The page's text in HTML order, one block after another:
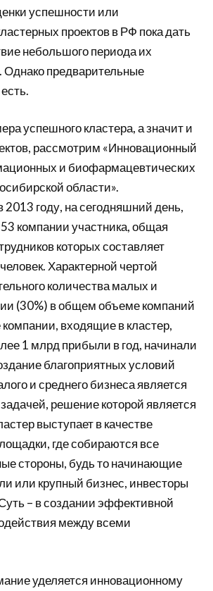
успешности или
проектов в РФ пока дать
небольшого периода их
Однако предварительные
успешного кластера, а значит и
рассмотрим «Инновационный
и биофармацевтических
области».
году, на сегодняшний день,
компании участника, общая
которых составляет
Характерной чертой
количества малых и
(30%) в общем объеме компаний
компании, входящие в кластер,
1 млрд прибыли в год, начинали
благоприятных условий
и среднего бизнеса является
решение которой является
выступает в качестве
где собираются все
стороны, будь то начинающие
или крупный бизнес, инвесторы
– в создании эффективной
между всеми
уделяется инновационному